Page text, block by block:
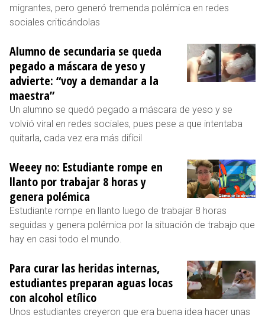
migrantes, pero generó tremenda polémica en redes
sociales criticándolas
Alumno de secundaria se queda
pegado a máscara de yeso y
advierte: “voy a demandar a la
maestra”
Un alumno se quedó pegado a máscara de yeso y se
volvió viral en redes sociales, pues pese a que intentaba
quitarla, cada vez era más difícil
Weeey no: Estudiante rompe en
llanto por trabajar 8 horas y
genera polémica
Estudiante rompe en llanto luego de trabajar 8 horas
seguidas y genera polémica por la situación de trabajo que
hay en casi todo el mundo.
Para curar las heridas internas,
estudiantes preparan aguas locas
con alcohol etílico
Unos estudiantes creyeron que era buena idea hacer unas